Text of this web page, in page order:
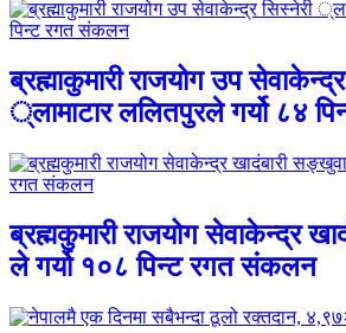
ब्रह्माकुमारी राजयोग उप
्लामाटार ललितपुरले गर्यो ८४
ब्रह्मकुमारी राजयोग सेवाकेन्द्र
ले गर्यो १०८ पिन्ट रगत संकलन